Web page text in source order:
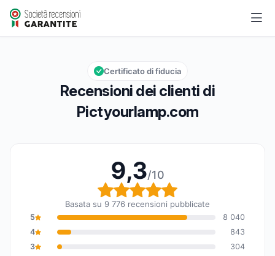
Pictyourlamp.com
Valutazione globale: 9,3 su 10
9,3/10
Recensioni dei clienti di
Pictyourlamp.com
Certificato di fiducia
9,3/10
Valutazione globale:
Basata su 9 776 recensioni pubblicate
5
8 040
4
843
3
304